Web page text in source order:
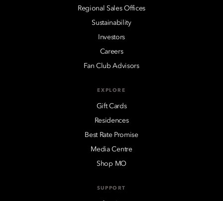
Regional Sales Offices
Sustainability
Investors
Careers
Fan Club Advisors
EXPLORE
Gift Cards
Residences
Best Rate Promise
Media Centre
Shop MO
SUPPORT